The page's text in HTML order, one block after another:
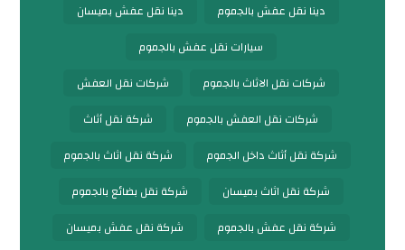
دينا نقل عفش بالجموم
دينا نقل عفش بميسان
سيارات نقل عفش بالجموم
شركات نقل الاثاث بالجموم
شركات نقل العفش
شركات نقل العفش بالجموم
شركة نقل أثاث
شركة نقل أثاث داخل الجموم
شركة نقل اثاث بالجموم
شركة نقل اثاث بميسان
شركة نقل بضائع بالجموم
شركة نقل عفش بالجموم
شركة نقل عفش بميسان